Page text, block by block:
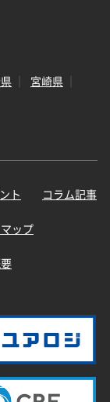
宮崎県
ト コラム記事
ップ